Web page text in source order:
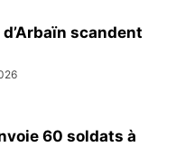
scandent
60 soldats à